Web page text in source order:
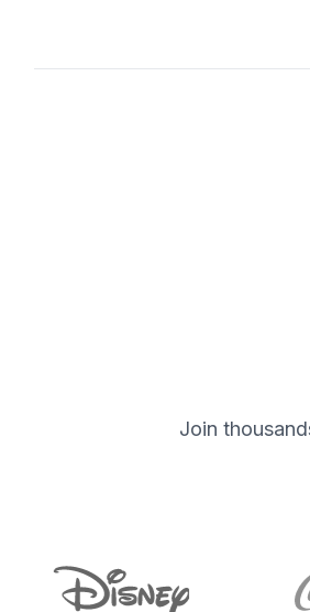
Join